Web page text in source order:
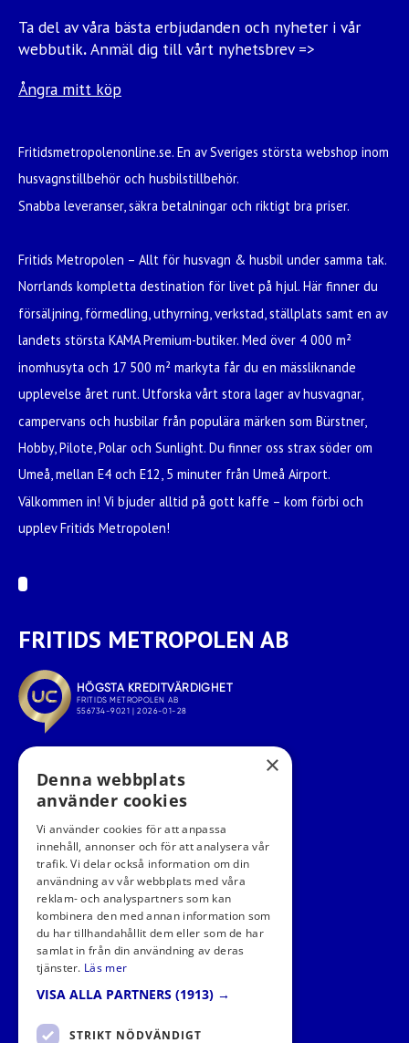
Ta del av våra bästa erbjudanden och nyheter i vår
webbutik.Anmäl dig till vårt nyhetsbrev =>
Ångra mitt köp
Fritidsmetropolenonline.se. En av Sveriges största webshop inom
husvagnstillbehör och husbilstillbehör.
Snabba leveranser, säkra betalningar och riktigt bra priser.
Fritids Metropolen – Allt för husvagn & husbil under samma tak.
Norrlands kompletta destination för livet på hjul. Här finner du
försäljning, förmedling, uthyrning, verkstad, ställplats samt en av
landets största KAMA Premium-butiker. Med över 4 000 m²
inomhusyta och 17 500 m² markyta får du en mässliknande
upplevelse året runt. Utforska vårt stora lager av husvagnar,
campervans och husbilar från populära märken som Bürstner,
Hobby, Pilote, Polar och Sunlight. Du finner oss strax söder om
Umeå, mellan E4 och E12, 5 minuter från Umeå Airport.
Välkommen in! Vi bjuder alltid på gott kaffe – kom förbi och
upplev Fritids Metropolen!
FRITIDS METROPOLEN AB
FÖLJ OSS I SOCIALA MEDIER
×
Denna webbplats
använder cookies
Vi använder cookies för att anpassa
innehåll, annonser och för att analysera vår
trafik. Vi delar också information om din
användning av vår webbplats med våra
reklam- och analyspartners som kan
kombinera den med annan information som
du har tillhandahållit dem eller som de har
samlat in från din användning av deras
tjänster. Läs mer
VISA ALLA PARTNERS (1913) →
STRIKT NÖDVÄNDIGT